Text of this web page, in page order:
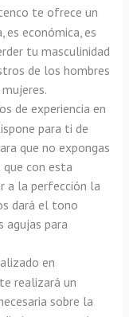
te ofrece un
económica, es
tu masculinidad
de los hombres
de experiencia en
para ti de
que no expongas
con esta
a la perfección la
dará el tono
agujas para
en
realizará un
sobre la